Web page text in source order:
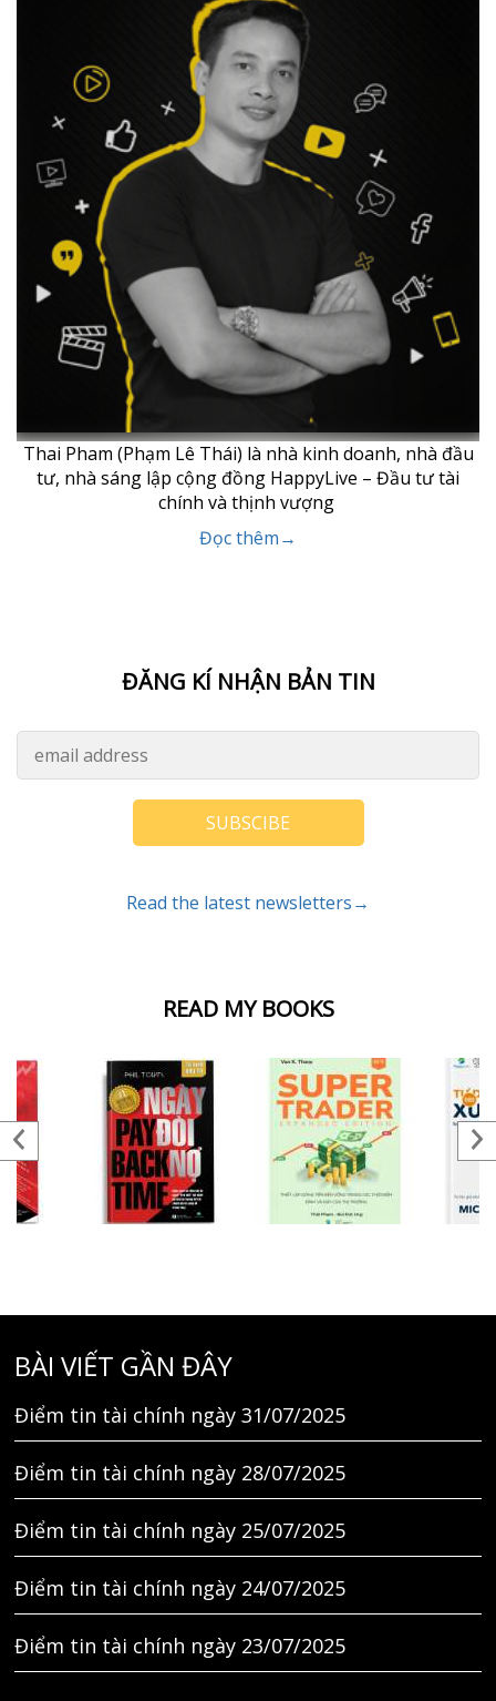
READ MY BOOKS
Thai Pham (Phạm Lê Thái) là nhà kinh doanh, nhà đầu
tư, nhà sáng lập cộng đồng HappyLive – Đầu tư tài
chính và thịnh vượng
Đọc thêm→
ĐĂNG KÍ NHẬN BẢN TIN
SUBSCIBE
Read the latest newsletters→
BÀI VIẾT GẦN ĐÂY
Điểm tin tài chính ngày 31/07/2025
Điểm tin tài chính ngày 28/07/2025
Điểm tin tài chính ngày 25/07/2025
Điểm tin tài chính ngày 24/07/2025
Điểm tin tài chính ngày 23/07/2025